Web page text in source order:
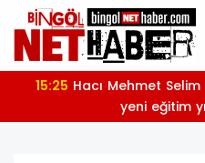
15:25Hacı Mehmet Selim ve Azize Budan Vakfı İlkokulu
yeni eğitim